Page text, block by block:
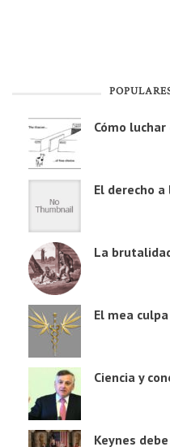
Cómo
El derecho
La
El mea
Ciencia y
Keynes